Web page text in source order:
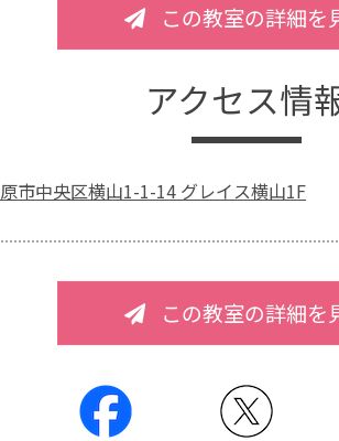
この教室の詳細を
アクセス情
市中央区横山1-1-14 グレイス横山1F
この教室の詳細を